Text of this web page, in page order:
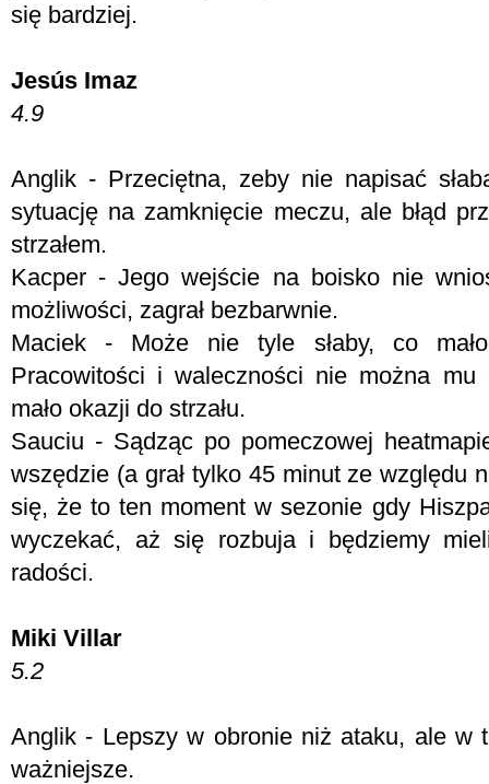
się bardziej.
Jesús Imaz
4.9
Anglik - Przeciętna, zeby nie napisać
sytuację na zamknięcie meczu, ale błąd
strzałem.
Kacper - Jego wejście na boisko nie
możliwości, zagrał bezbarwnie.
Maciek - Może nie tyle słaby, co
Pracowitości i waleczności nie można mu
mało okazji do strzału.
Sauciu - Sądząc po pomeczowej
wszędzie (a grał tylko 45 minut ze względu
się, że to ten moment w sezonie gdy
wyczekać, aż się rozbuja i będziemy
radości.
Miki Villar
5.2
Anglik - Lepszy w obronie niż ataku, ale w
ważniejsze.